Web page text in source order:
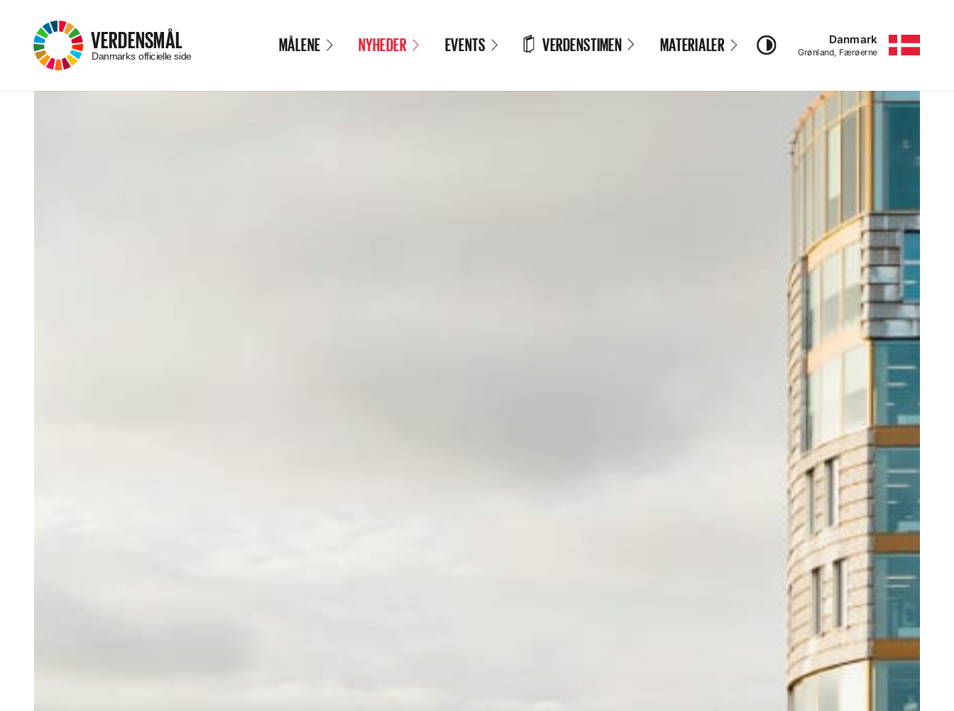
VERDENSMÅL
–
Danmarks officielle side
Menu
MÅLENE NYHEDER EVENTS VERDENSTIMEN MATERIALER Danmark
–
Grønland, Færøerne